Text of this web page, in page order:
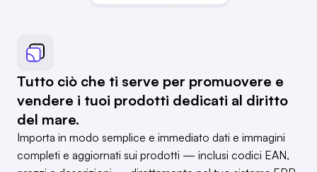
Tutto ciò che ti serve per promuovere e
vendere i tuoi prodotti dedicati al diritto
del mare.
Importa in modo semplice e immediato dati e immagini
completi e aggiornati sui prodotti — inclusi codici EAN,